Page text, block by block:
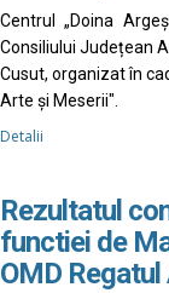
Centrul „Doina
Consiliului Județean
Cusut, organizat în
Arte și Meserii".
Detalii
Rezultatul
functiei de
OMD